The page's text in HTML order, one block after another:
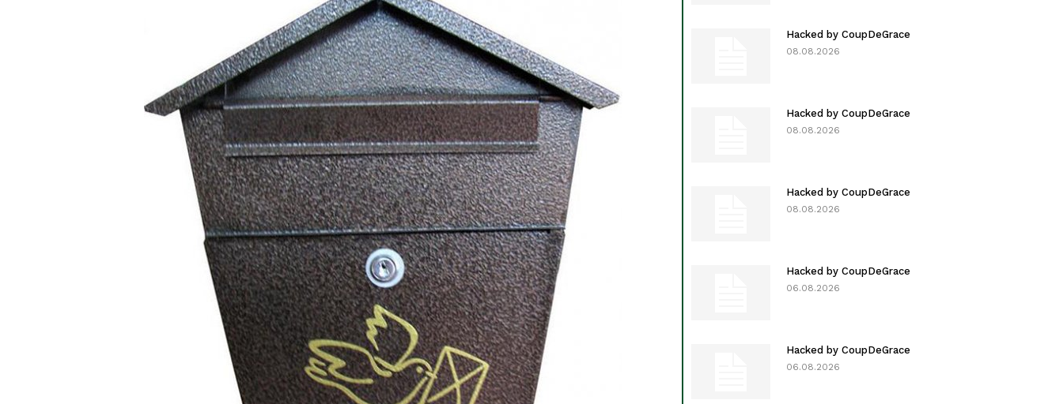
Hacked by CoupDeGrace
08.08.2026
Hacked by CoupDeGrace
08.08.2026
Hacked by CoupDeGrace
08.08.2026
Hacked by CoupDeGrace
06.08.2026
Hacked by CoupDeGrace
06.08.2026